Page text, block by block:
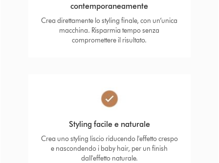
contemporaneamente
Crea direttamente lo styling finale, con un’unica
macchina. Risparmia tempo senza
compromettere il risultato.
Styling facile e naturale
Crea uno styling liscio riducendo l'effetto crespo
e nascondendo i baby hair, per un finish
dall'effetto naturale.